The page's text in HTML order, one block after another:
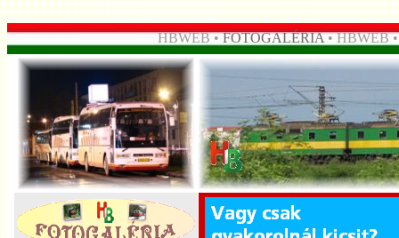
HBWEB •FOTOGALÉRIA• HBWEB